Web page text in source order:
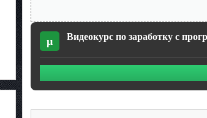
µ Видеокурс по заработку с